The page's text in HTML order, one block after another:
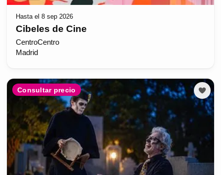
Hasta el 8 sep 2026
Cibeles de Cine
CentroCentro
Madrid
Consultar precio